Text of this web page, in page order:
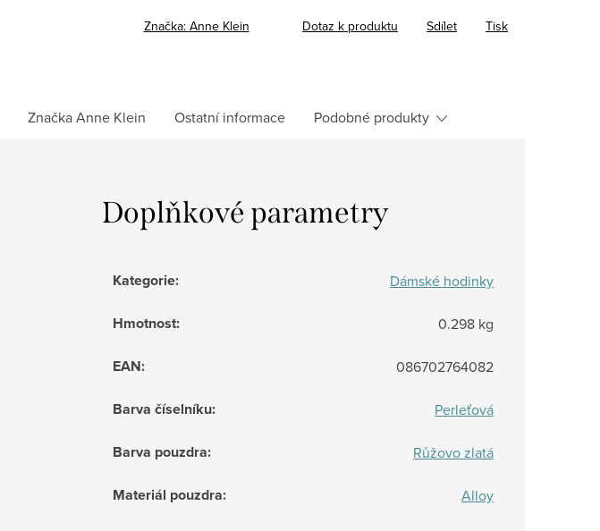
Značka: Anne Klein Tisk
Dotaz k produktu Sdílet
ZnačkaAnne Klein Ostatní informace Podobné produkty
Doplňkové parametry
Kategorie: Dámské hodinky
Hmotnost: 0.298 kg
EAN: 086702764082
Barva číselníku: Perleťová
Barva pouzdra: Růžovo zlatá
Materiál pouzdra: Alloy